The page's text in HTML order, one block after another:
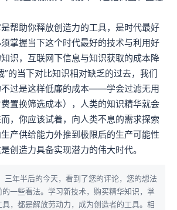
帮助你释放创造力的工具，是时代最好
掌握当下这个时代最好的技术与利用好
识，互联网下信息与知识获取的成本降
”的当下对比知识相对缺乏的过去，我们
不过是这样低廉的成本——学会过滤无用
置换筛选成本），人类的知识精华就会
，你应该试着，向人类不息的需求探索
产供给能力外推到极限后的生产可能性
创造力具备实现潜力的伟大时代。
三年半后的今天，看到了您的评论，您的想法
的一些看法。学习新技术，购买精华知识，掌
，都是解放劳动力，成为创造者的工具。相